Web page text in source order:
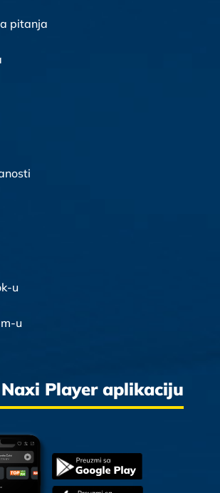
pitanja
u
u
Player aplikaciju